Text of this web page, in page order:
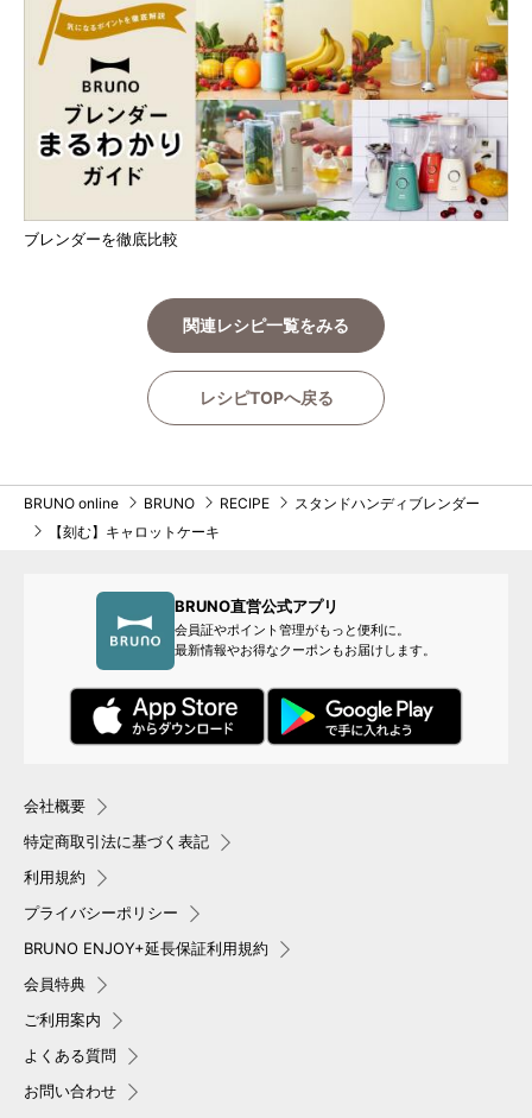
ブレンダーを徹底比較
関連レシピ一覧をみる
レシピTOPへ戻る
BRUNO online BRUNO RECIPE
スタンドハンディブレンダー
【刻む】キャロットケーキ
BRUNO直営公式アプリ
会員証やポイント管理がもっと便利に。
最新情報やお得なクーポンもお届けします。
会社概要
特定商取引法に基づく表記
利用規約
プライバシーポリシー
BRUNO ENJOY+延長保証利用規約
会員特典
ご利用案内
よくある質問
お問い合わせ